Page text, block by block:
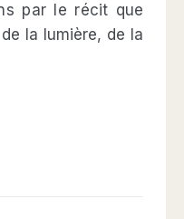
par le récit que
la lumière, de la